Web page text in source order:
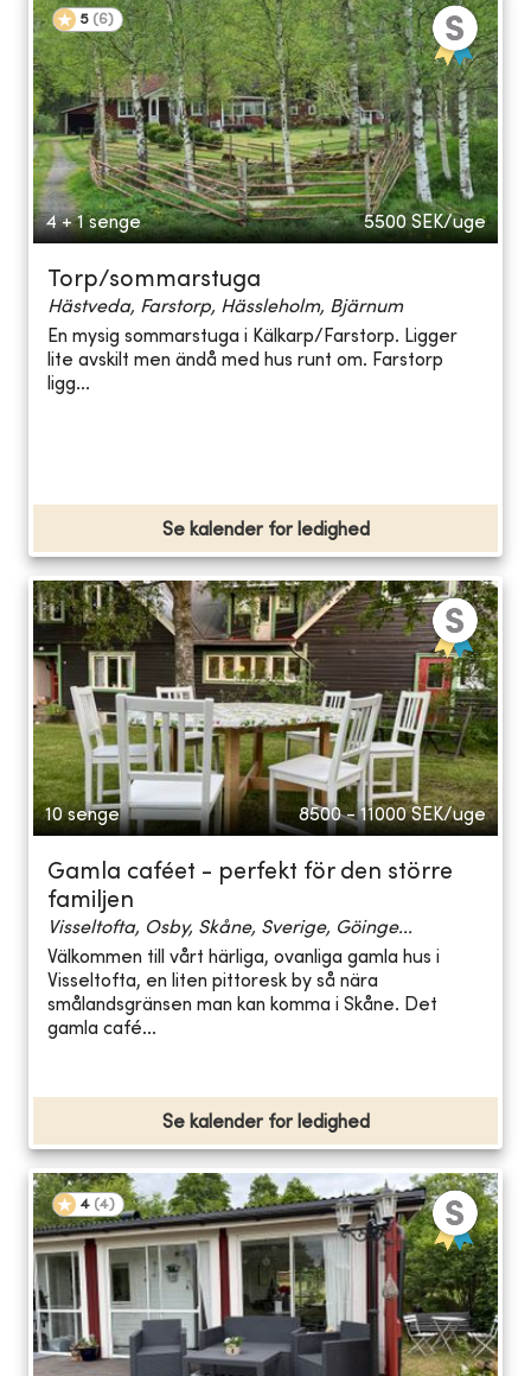
5 (6)
4 + 1 senge 5500 SEK/uge
Torp/sommarstuga
Hästveda, Farstorp, Hässleholm, Bjärnum
En mysig sommarstuga i Kälkarp/Farstorp. Ligger
lite avskilt men ändå med hus runt om. Farstorp
ligg...
Se kalender for ledighed
10 senge 8500 - 11000 SEK/uge
Gamla caféet - perfekt för den större
familjen
Visseltofta, Osby, Skåne, Sverige, Göinge...
Välkommen till vårt härliga, ovanliga gamla hus i
Visseltofta, en liten pittoresk by så nära
smålandsgränsen man kan komma i Skåne. Det
gamla café...
Se kalender for ledighed
4 (4)